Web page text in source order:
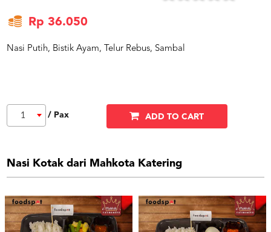
Rp 36.050
Nasi Putih, Bistik Ayam, Telur Rebus, Sambal
1 / Pax ADD TO CART
Nasi Kotak dari Mahkota Katering